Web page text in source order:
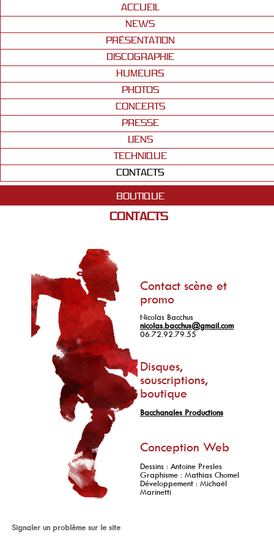
ACCUEIL
NEWS
PRÉSENTATION
DISCOGRAPHIE
HUMEURS
PHOTOS
CONCERTS
PRESSE
LIENS
TECHNIQUE
CONTACTS
BOUTIQUE
CONTACTS
Contact scène et
promo
Nicolas Bacchus
nicolas.bacchus@gmail.com
06.72.92.79.55
Disques,
souscriptions,
boutique
Bacchanales Productions
Conception Web
Dessins : Antoine Presles
Graphisme : Mathias Chomel
Développement : Michaël
Marinetti
Signaler un problème sur le site